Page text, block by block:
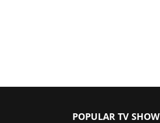
POPULAR TV SHOW